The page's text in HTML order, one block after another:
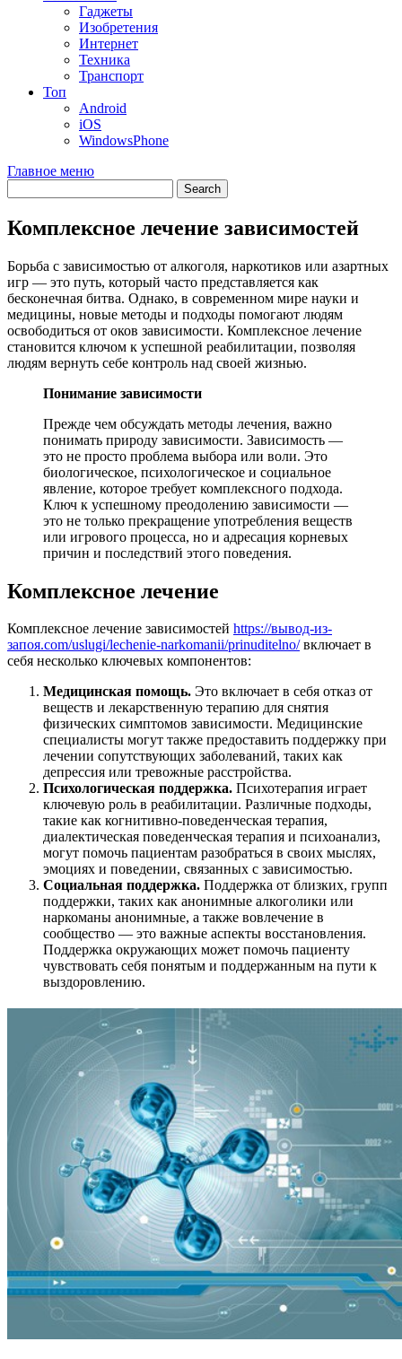
Гаджеты
Изобретения
Интернет
Техника
Транспорт
Топ
Android
iOS
WindowsPhone
Главное меню
Комплексное лечение зависимостей
Борьба с зависимостью от алкоголя, наркотиков или азартных
игр — это путь, который часто представляется как
бесконечная битва. Однако, в современном мире науки и
медицины, новые методы и подходы помогают людям
освободиться от оков зависимости. Комплексное лечение
становится ключом к успешной реабилитации, позволяя
людям вернуть себе контроль над своей жизнью.
Понимание зависимости
Прежде чем обсуждать методы лечения, важно
понимать природу зависимости. Зависимость —
это не просто проблема выбора или воли. Это
биологическое, психологическое и социальное
явление, которое требует комплексного подхода.
Ключ к успешному преодолению зависимости —
это не только прекращение употребления веществ
или игрового процесса, но и адресация корневых
причин и последствий этого поведения.
Комплексное лечение
Комплексное лечение зависимостей https://вывод-из-
запоя.com/uslugi/lechenie-narkomanii/prinuditelno/включает в
себя несколько ключевых компонентов:
Медицинская помощь. Это включает в себя отказ от
веществ и лекарственную терапию для снятия
физических симптомов зависимости. Медицинские
специалисты могут также предоставить поддержку при
лечении сопутствующих заболеваний, таких как
депрессия или тревожные расстройства.
Психологическая поддержка. Психотерапия играет
ключевую роль в реабилитации. Различные подходы,
такие как когнитивно-поведенческая терапия,
диалектическая поведенческая терапия и психоанализ,
могут помочь пациентам разобраться в своих мыслях,
эмоциях и поведении, связанных с зависимостью.
Социальная поддержка. Поддержка от близких, групп
поддержки, таких как анонимные алкоголики или
наркоманы анонимные, а также вовлечение в
сообщество — это важные аспекты восстановления.
Поддержка окружающих может помочь пациенту
чувствовать себя понятым и поддержанным на пути к
выздоровлению.